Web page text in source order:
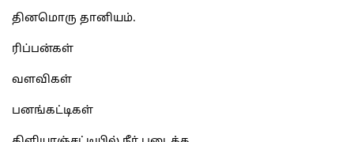
தினமொரு தானியம்.
ரிப்பன்கள்
வளவிகள்
பனங்கட்டிகள்